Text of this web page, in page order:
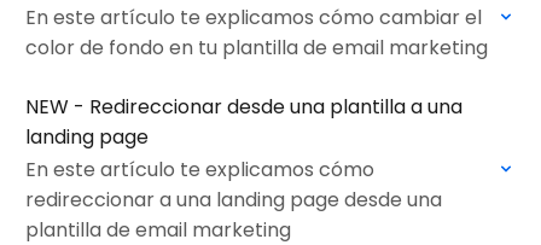
En este artículo te explicamos cómo cambiar el
color de fondo en tu plantilla de email marketing
NEW - Redireccionar desde una plantilla a una
landing page
En este artículo te explicamos cómo
redireccionar a una landing page desde una
plantilla de email marketing